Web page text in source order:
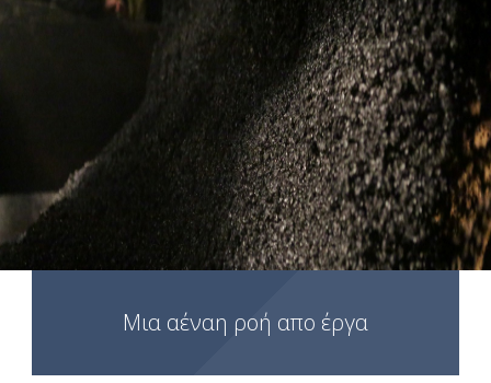
Μια αέναη ροή απο έργα